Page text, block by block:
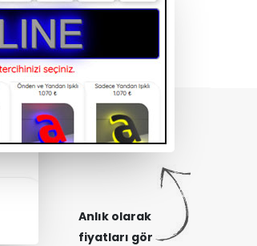
Anlık olarak
fiyatları gör